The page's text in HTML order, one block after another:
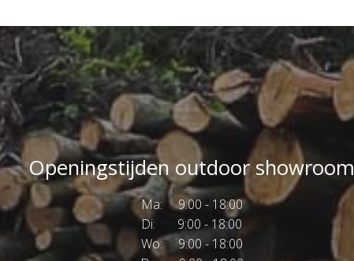
Openingstijden outdoor showroom
Ma: 9:00 - 18:00
Di: 9:00 - 18:00
Wo: 9:00 - 18:00